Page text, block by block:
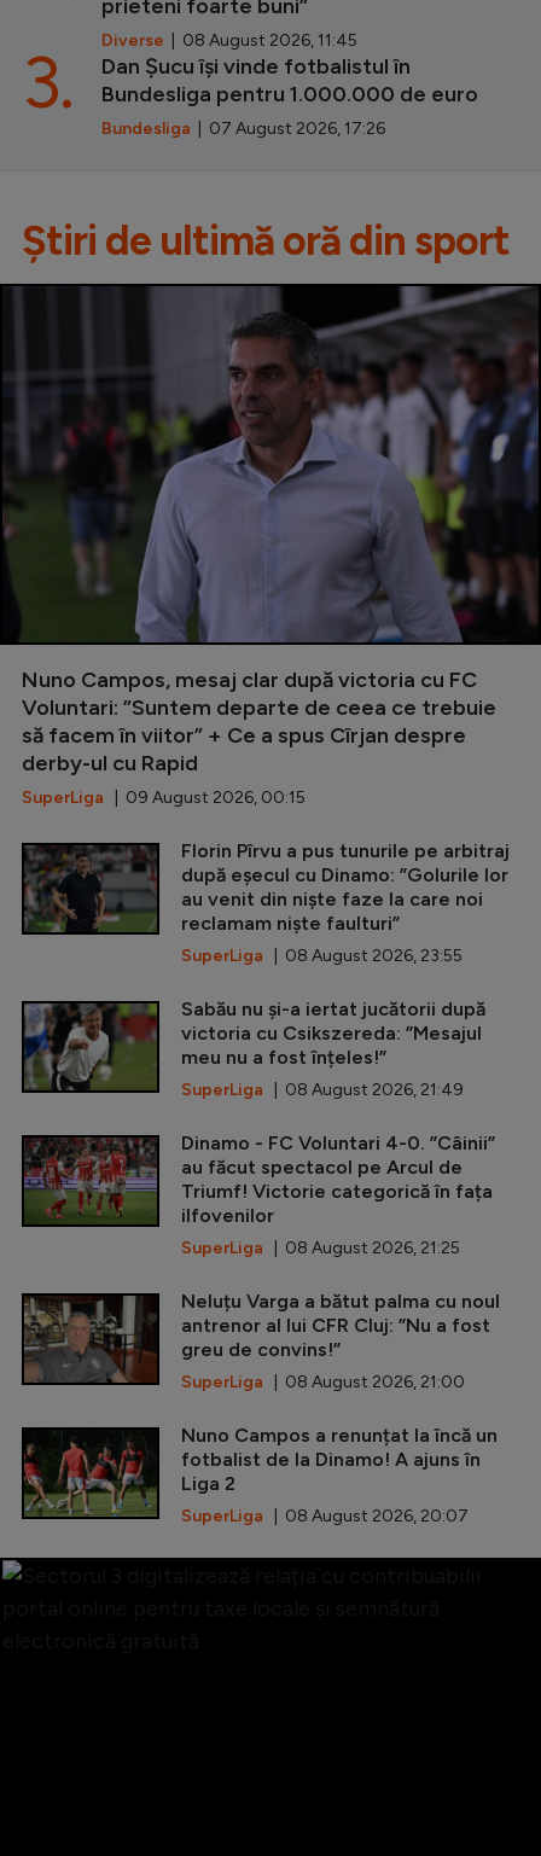
prieteni foarte buni”
Diverse | 08 August 2026, 11:45
Dan Șucu își vinde fotbalistul în
Bundesliga pentru 1.000.000 de euro
Bundesliga | 07 August 2026, 17:26
3.
Știri de ultimă oră din sport
Nuno Campos, mesaj clar după victoria cu FC
Voluntari: ”Suntem departe de ceea ce trebuie
să facem în viitor” + Ce a spus Cîrjan despre
derby-ul cu Rapid
SuperLiga | 09 August 2026, 00:15
Florin Pîrvu a pus tunurile pe arbitraj
după eșecul cu Dinamo: ”Golurile lor
au venit din niște faze la care noi
reclamam niște faulturi”
SuperLiga | 08 August 2026, 23:55
Sabău nu și-a iertat jucătorii după
victoria cu Csikszereda: ”Mesajul
meu nu a fost înțeles!”
SuperLiga | 08 August 2026, 21:49
Dinamo - FC Voluntari 4-0. ”Câinii”
au făcut spectacol pe Arcul de
Triumf! Victorie categorică în fața
ilfovenilor
SuperLiga | 08 August 2026, 21:25
Neluțu Varga a bătut palma cu noul
antrenor al lui CFR Cluj: ”Nu a fost
greu de convins!”
SuperLiga | 08 August 2026, 21:00
Nuno Campos a renunțat la încă un
fotbalist de la Dinamo! A ajuns în
Liga 2
SuperLiga | 08 August 2026, 20:07